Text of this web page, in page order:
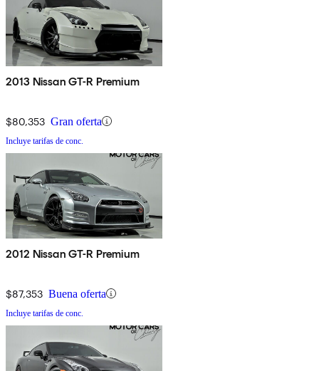
2013 Nissan GT-R Premium
$80,353 Gran oferta
Incluye tarifas de conc.
2012 Nissan GT-R Premium
$87,353 Buena oferta
Incluye tarifas de conc.